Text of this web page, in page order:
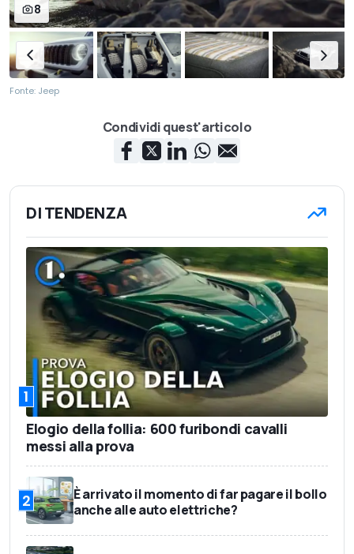
8
Fonte: Jeep
Condividi quest'articolo
DI TENDENZA
1
Elogio della follia: 600 furibondi cavalli
messi alla prova
2
È arrivato il momento di far pagare il bollo
anche alle auto elettriche?